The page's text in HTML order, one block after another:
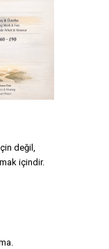
değil,
içindir.